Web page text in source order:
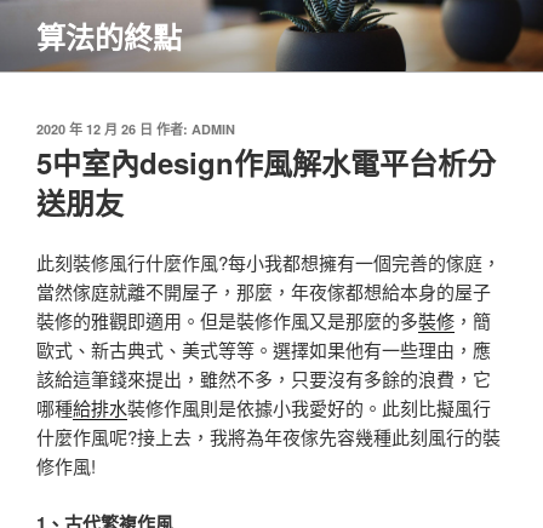
主
算法的終點
發
於
2020 年 12 月 26 日 作者: ADMIN
5中室內design作風解水電平台析分
送朋友
此刻裝修風行什麼作風?每小我都想擁有一個完善的傢庭，
當然傢庭就離不開屋子，那麼，年夜傢都想給本身的屋子
裝修的雅觀即適用。但是裝修作風又是那麼的多裝修 ，簡
歐式、新古典式、美式等等。選擇如果他有一些理由，應
該給這筆錢來提出，雖然不多，只要沒有多餘的浪費，它
哪種給排水裝修作風則是依據小我愛好的。此刻比擬風行
什麼作風呢?接上去，我將為年夜傢先容幾種此刻風行的裝
修作風!